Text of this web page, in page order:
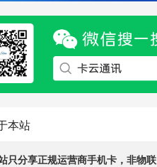
本站
只分享正规运营商手机卡，非物联